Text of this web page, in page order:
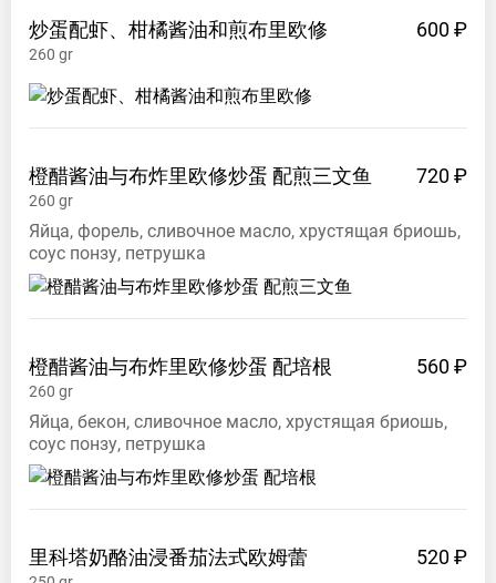
炒蛋配虾、柑橘酱油和煎布里欧修 600 ₽
260 gr
橙醋酱油与布炸里欧修炒蛋 配煎三文鱼 720 ₽
260 gr
Яйца, форель, сливочное масло, хрустящая бриошь,
соус понзу, петрушка
橙醋酱油与布炸里欧修炒蛋 配培根 560 ₽
260 gr
Яйца, бекон, сливочное масло, хрустящая бриошь,
соус понзу, петрушка
里科塔奶酪油浸番茄法式欧姆蕾 520 ₽